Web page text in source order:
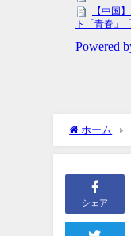
ホーム
シェア